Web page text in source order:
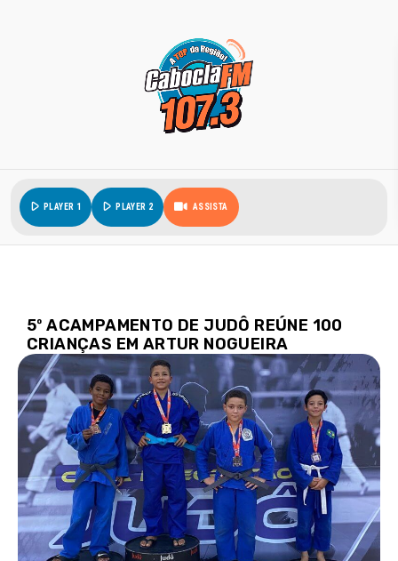
play_arrowPLAYER 1 play_arrowPLAYER 2 ASSISTA
5º ACAMPAMENTO DE JUDÔ REÚNE 100
CRIANÇAS EM ARTUR NOGUEIRA